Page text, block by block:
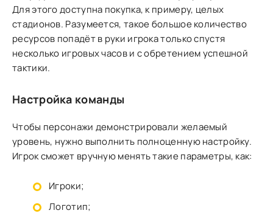
Для этого доступна покупка, к примеру, целых
стадионов. Разумеется, такое большое количество
ресурсов попадёт в руки игрока только спустя
несколько игровых часов и с обретением успешной
тактики.
Настройка команды
Чтобы персонажи демонстрировали желаемый
уровень, нужно выполнить полноценную настройку.
Игрок сможет вручную менять такие параметры, как:
Игроки;
Логотип;